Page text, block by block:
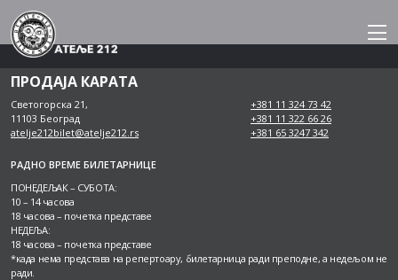
Skip
to
content
ПРОДАЈА КАРАТА
Светогорска 21,
11103 Београд
atelje212bilet@atelje212.rs
+381 11 324 73 42
+381 11 322 66 26
+381 65 3247 342
РАДНО ВРЕМЕ БИЛЕТАРНИЦЕ
ПОНЕДЕЉАК – СУБОТА:
10 – 14 часова
18 часова – почетка представе
НЕДЕЉА:
18 часова – почетка представе
*када нема представа на репертоару, билетарница ради преподне, а недељом не
ради.